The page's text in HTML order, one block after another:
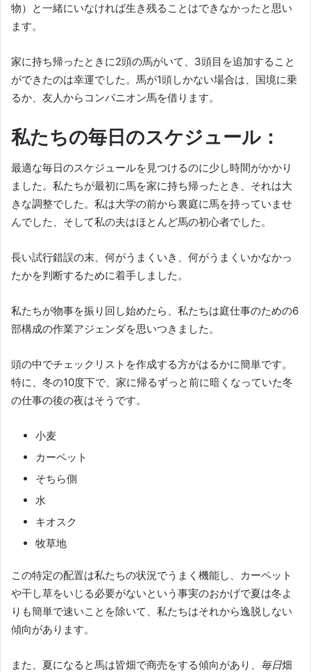
物）と一緒にいなければ生き残ることはできなかったと思い
ます。
家に持ち帰ったときに2頭の馬がいて、3頭目を追加すること
ができたのは幸運でした。 馬が1頭しかない場合は、国境に乗
るか、友人からコンパニオン馬を借ります。
私たちの毎日のスケジュール：
最適な毎日のスケジュールを見つけるのに少し時間がかかり
ました。 私たちが最初に馬を家に持ち帰ったとき、それは大
きな調整でした。 私は大学の前から裏庭に馬を持っていませ
んでした、そして私の夫はほとんど馬の初心者でした。
長い試行錯誤の末、何がうまくいき、何がうまくいかなかっ
たかを判断するために着手しました。
私たちが物事を振り回し始めたら、私たちは庭仕事のための6
部構成の作業アジェンダを思いつきました。
頭の中でチェックリストを作成する方がはるかに簡単です。
特に、冬の10度下で、家に帰るずっと前に暗くなっていた冬
の仕事の後の夜はそうです。
小麦
カーペット
そちら側
水
キオスク
牧草地
この特定の配置は私たちの状況でうまく機能し、カーペット
や干し草をいじる必要がないという事実のおかげで夏は冬よ
りも簡単で速いことを除いて、私たちはそれから逸脱しない
傾向があります。
また、夏になると馬は皆畑で商売をする傾向があり、 毎日畑